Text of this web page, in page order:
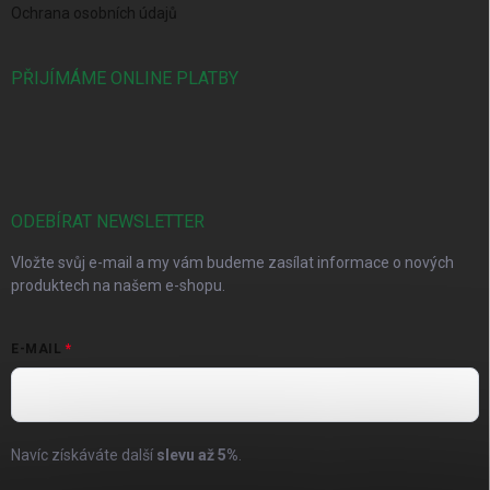
Ochrana osobních údajů
PŘIJÍMÁME ONLINE PLATBY
ODEBÍRAT NEWSLETTER
Vložte svůj e-mail a my vám budeme zasílat informace o nových
produktech na našem e-shopu.
E-MAIL
Navíc získáváte další slevu až5%.